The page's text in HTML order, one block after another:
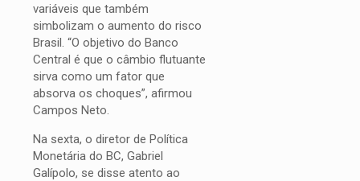
variáveis que também
simbolizam o aumento do risco
Brasil. “O objetivo do Banco
Central é que o câmbio flutuante
sirva como um fator que
absorva os choques”, afirmou
Campos Neto.
Na sexta, o diretor de Política
Monetária do BC, Gabriel
Galípolo, se disse atento ao